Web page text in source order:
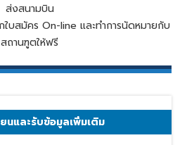
ส่งสนามบิน
ใบสมัคร On-line และทำการนัดหมายกับ
สถานฑูตให้ฟรี
นและรับข้อมูลเพิ่มเติม